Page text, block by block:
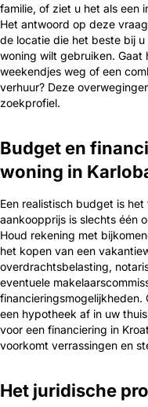
familie, of ziet u het als een
Het antwoord op deze
de locatie die het beste bij
woning wilt gebruiken. Gaat
weekendjes weg of een
verhuur? Deze
zoekprofiel.
Budget en
woning in
Een realistisch budget is
aankoopprijs is slechts één
Houd rekening met
het kopen van een
overdrachtsbelasting,
eventuele
financieringsmogelijkheden.
een hypotheek af in uw
voor een financiering in
voorkomt verrassingen en
Het juridische